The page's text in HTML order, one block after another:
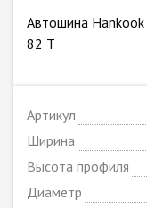
Автошина
82 T
Артикул
Ширина
Высота профиля
Диаметр